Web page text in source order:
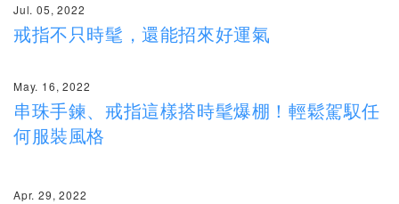
Jul. 05, 2022
戒指不只時髦，還能招來好運氣
May. 16, 2022
串珠手鍊、戒指這樣搭時髦爆棚！輕鬆駕馭任
何服裝風格
Apr. 29, 2022